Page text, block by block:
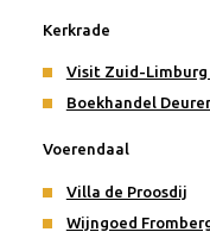
Kerkrade
Visit Zuid-Limburg
Boekhandel
Voerendaal
Villa de Proosdij
Wijngoed